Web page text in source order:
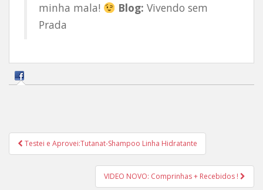
minha mala!
Blog: Vivendo sem
Prada
Navegação
de
Testei e Aprovei:Tutanat-Shampoo Linha Hidratante
VIDEO NOVO: Comprinhas + Recebidos !